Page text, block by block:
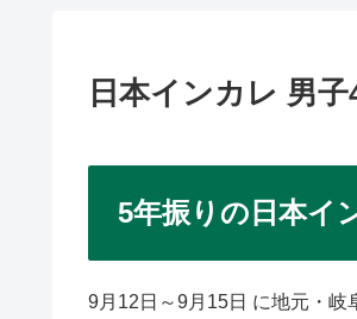
日本インカレ 男
5年振りの日本イ
9月12日～9月15日 に地元・岐